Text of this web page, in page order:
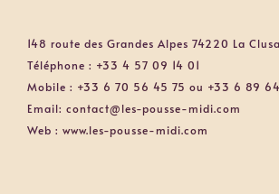
148 route des Grandes Alpes 74220 La
Téléphone : +33 4 57 09 14 01
Mobile : +33 6 70 56 45 75 ou +33 6 89 64
Email: contact@les-pousse-midi.com
Web : www.les-pousse-midi.com